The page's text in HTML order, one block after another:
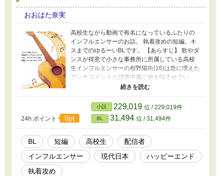
おおはた奈実
高校生ながら動画で有名になっているふたりの
インフルエンサーのお話。 執着攻めの短編。キ
スまでのゆるーいBLです。 【あらすじ】 歌やダ
ンスが得意で小さな事務所に所属している高校
生インフルエンサーの相野陽向(16)は急に増えた
アンチコメントと誹謗中傷に頭を悩ませてい
る。幼馴染から「ほかのクラスに個人でやって
組の南海斗(16)のもとを訪れ、アンチについて相
談。しっかり対応してくれた彼といっしょにコ
ラボ動画を撮るなど、次第に仲良くなっていく
ふたりだが、ある日、陽向は屋上で海斗に関す
る衝撃の事実を知ってしまい――。
24h.ポイント 0pt
小説 229,019 位 / 229,019件
BL 31,494 位 / 31,494件
BL 短編 高校生
配信者
インフルエンサー
現代日本
ハッピーエンド
執着攻め